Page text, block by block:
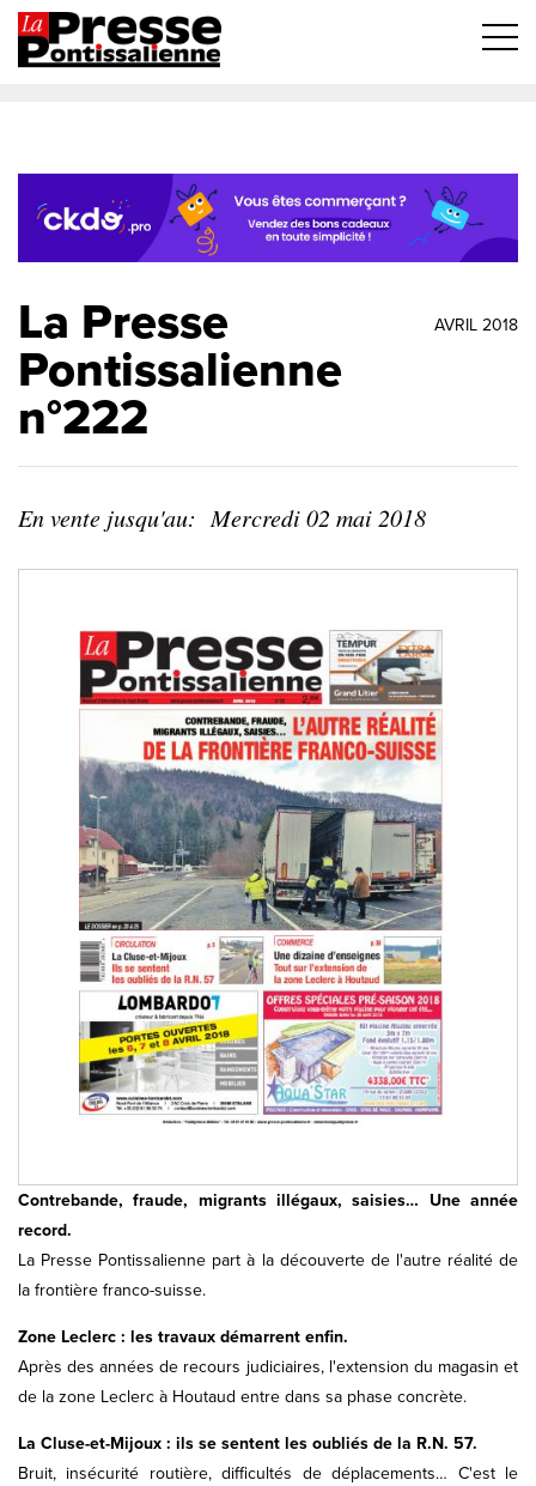
La Presse
Pontissalienne
n°222
AVRIL 2018
En vente jusqu'au: Mercredi 02 mai 2018
Contrebande, fraude, migrants illégaux, saisies… Une année
record.
La Presse Pontissalienne part à la découverte de l'autre réalité de
la frontière franco-suisse.
Zone Leclerc : les travaux démarrent enfin.
Après des années de recours judiciaires, l'extension du magasin et
de la zone Leclerc à Houtaud entre dans sa phase concrète.
La Cluse-et-Mijoux : ils se sentent les oubliés de la R.N. 57.
Bruit, insécurité routière, difficultés de déplacements… C'est le